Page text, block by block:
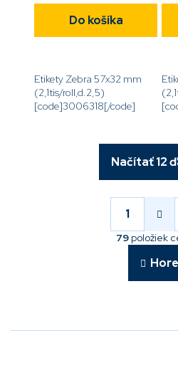
Do košíka
Etikety Zebra 57x32 mm
(2,1tis/roll,d.2,5)
[code]3006318[/code]
O
v
l
á
d
a
Načítať 12
S
r
á
n
k
o
v
a
1
79položiek
Hore